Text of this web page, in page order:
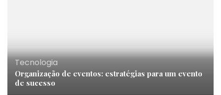
Tecnologia
Organização de eventos: estratégias para um evento
de sucesso